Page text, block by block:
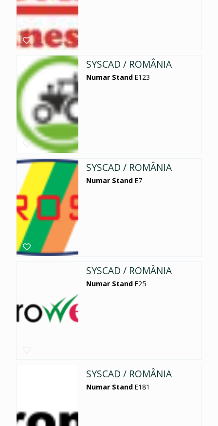
SYSCAD / ROMÂNIA
Numar Stand E123
SYSCAD / ROMÂNIA
Numar Stand E7
SYSCAD / ROMÂNIA
Numar Stand E25
SYSCAD / ROMÂNIA
Numar Stand E181